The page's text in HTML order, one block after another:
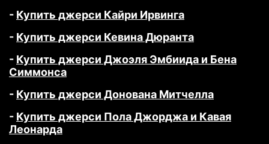
- Купить джерси Кайри Ирвинга
- Купить джерси Кевина Дюранта
- Купить джерси Джоэля Эмбиида и Бена
Симмонса
- Купить джерси Донована Митчелла
- Купить джерси Пола Джорджа и Кавая
Леонарда